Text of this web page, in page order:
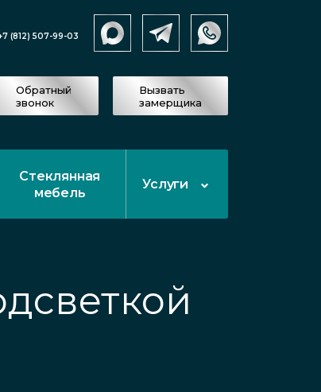
(812) 507-99-03
Обратный
звонок
Вызвать
замерщика
Стеклянная
мебель
Услуги